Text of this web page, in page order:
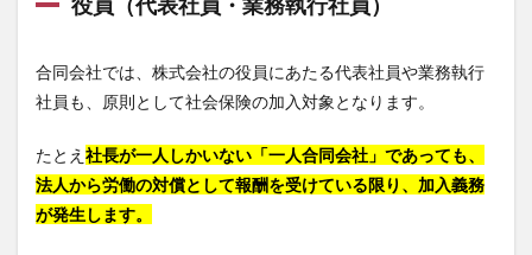
合同会社では、株式会社の役員にあたる代表社員や業務執行
社員も、原則として社会保険の加入対象となります。
たとえ 社長が一人しかいない「一人合同会社」であっても、
法人から労働の対償として報酬を受けている限り、加入義務
が発生します。